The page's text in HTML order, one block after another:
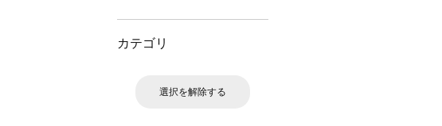
カテゴリ
選択を解除する